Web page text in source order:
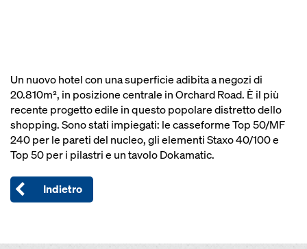
Un nuovo hotel con una superficie adibita a negozi di
20.810m², in posizione centrale in Orchard Road. È il più
recente progetto edile in questo popolare distretto dello
shopping. Sono stati impiegati: le casseforme Top 50/MF
240 per le pareti del nucleo, gli elementi Staxo 40/100 e
Top 50 per i pilastri e un tavolo Dokamatic.
Indietro